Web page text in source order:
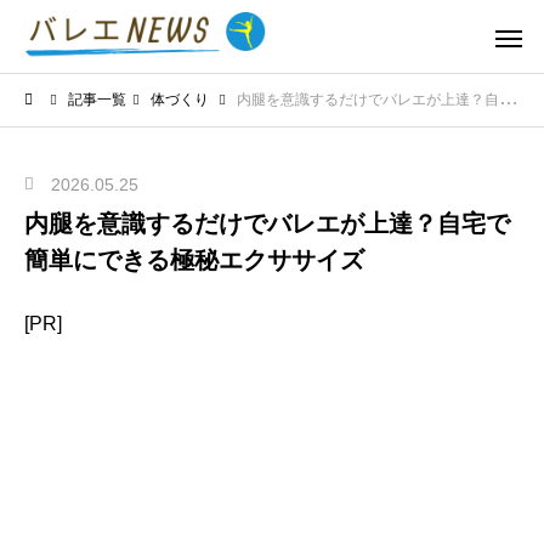
記事一覧 体づくり 内腿を意識するだけでバレエが上達？自宅で簡単にできる極秘エクササイズ
2026.05.25
内腿を意識するだけでバレエが上達？自宅で
簡単にできる極秘エクササイズ
[PR]